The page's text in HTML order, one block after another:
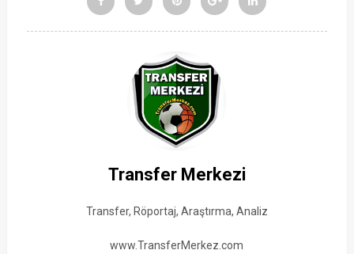
Transfer Merkezi
Transfer, Röportaj, Araştırma, Analiz
www.TransferMerkez.com